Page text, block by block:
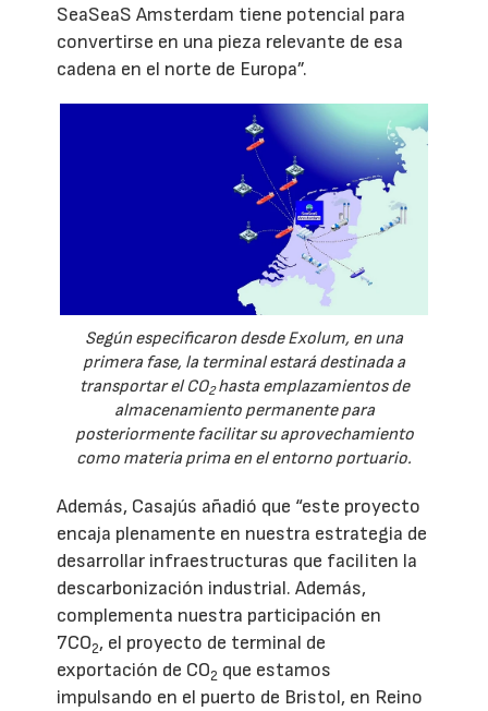
SeaSeaS Amsterdam tiene potencial para
convertirse en una pieza relevante de esa
cadena en el norte de Europa”.
Según especificaron desde Exolum, en una
primera fase, la terminal estará destinada a
transportar el CO2hasta emplazamientos de
almacenamiento permanente para
posteriormente facilitar su aprovechamiento
como materia prima en el entorno portuario.
Además, Casajús añadió que “este proyecto
encaja plenamente en nuestra estrategia de
desarrollar infraestructuras que faciliten la
descarbonización industrial. Además,
complementa nuestra participación en
7CO2, el proyecto de terminal de
exportación de CO2 que estamos
impulsando en el puerto de Bristol, en Reino